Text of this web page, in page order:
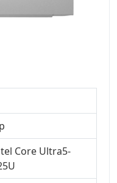
Core Ultra5-